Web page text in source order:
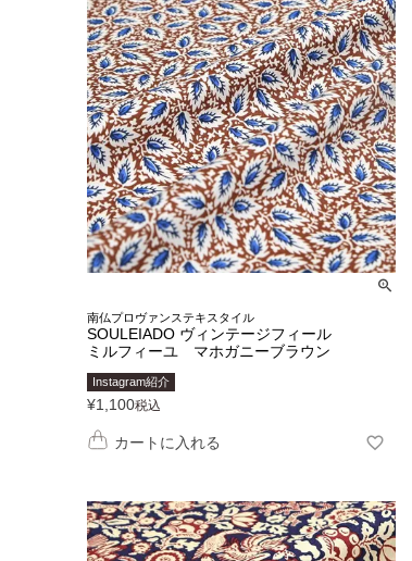
南仏プロヴァンステキスタイル
SOULEIADO ヴィンテージフィール
ミルフィーユ マホガニーブラウン
Instagram紹介
¥1,100税込
カートに入れる